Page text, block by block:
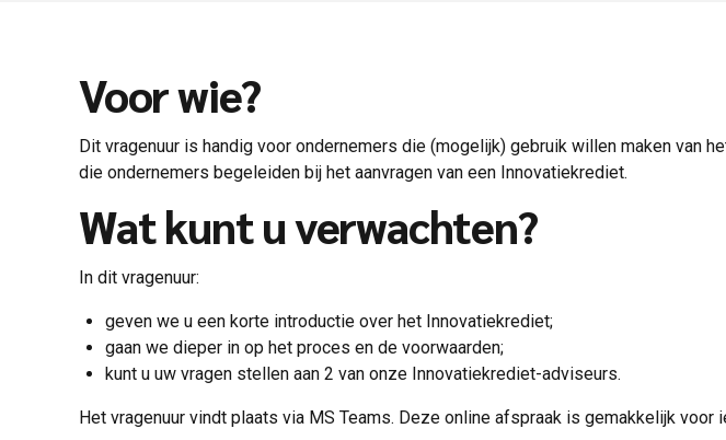
Voor wie?
Dit vragenuur is handig voor ondernemers die (mogelijk) gebruik willen maken van
die ondernemers begeleiden bij het aanvragen van een Innovatiekrediet.
Wat kunt u verwachten?
In dit vragenuur:
geven we u een korte introductie over het Innovatiekrediet;
gaan we dieper in op het proces en de voorwaarden;
kunt u uw vragen stellen aan 2 van onze Innovatiekrediet-adviseurs.
Het vragenuur vindt plaats via MS Teams. Deze online afspraak is gemakkelijk